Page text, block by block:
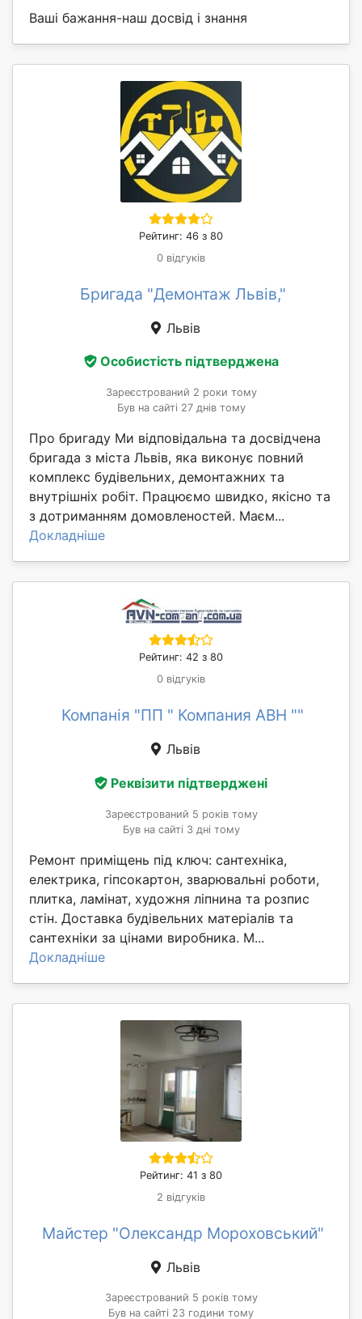
Ваші бажання-наш досвід і знання
Рейтинг: 46 з 80
0 відгуків
Бригада "Демонтаж Львів,"
Львів
Особистість підтверджена
Зареєстрований 2 роки тому
Був на сайті 27 днів тому
Про бригаду Ми відповідальна та досвідчена
бригада з міста Львів, яка виконує повний
комплекс будівельних, демонтажних та
внутрішніх робіт. Працюємо швидко, якісно та
з дотриманням домовленостей. Маєм...
Докладніше
Рейтинг: 42 з 80
0 відгуків
Компанія "ПП " Компания АВН ""
Львів
Реквізити підтверджені
Зареєстрований 5 років тому
Був на сайті 3 дні тому
Ремонт приміщень під ключ: сантехніка,
електрика, гіпсокартон, зварювальні роботи,
плитка, ламінат, художня ліпнина та розпис
стін. Доставка будівельних матеріалів та
сантехніки за цінами виробника. М...
Докладніше
Рейтинг: 41 з 80
2 відгуків
Майстер "Олександр Мороховський"
Львів
Зареєстрований 5 років тому
Був на сайті 23 години тому